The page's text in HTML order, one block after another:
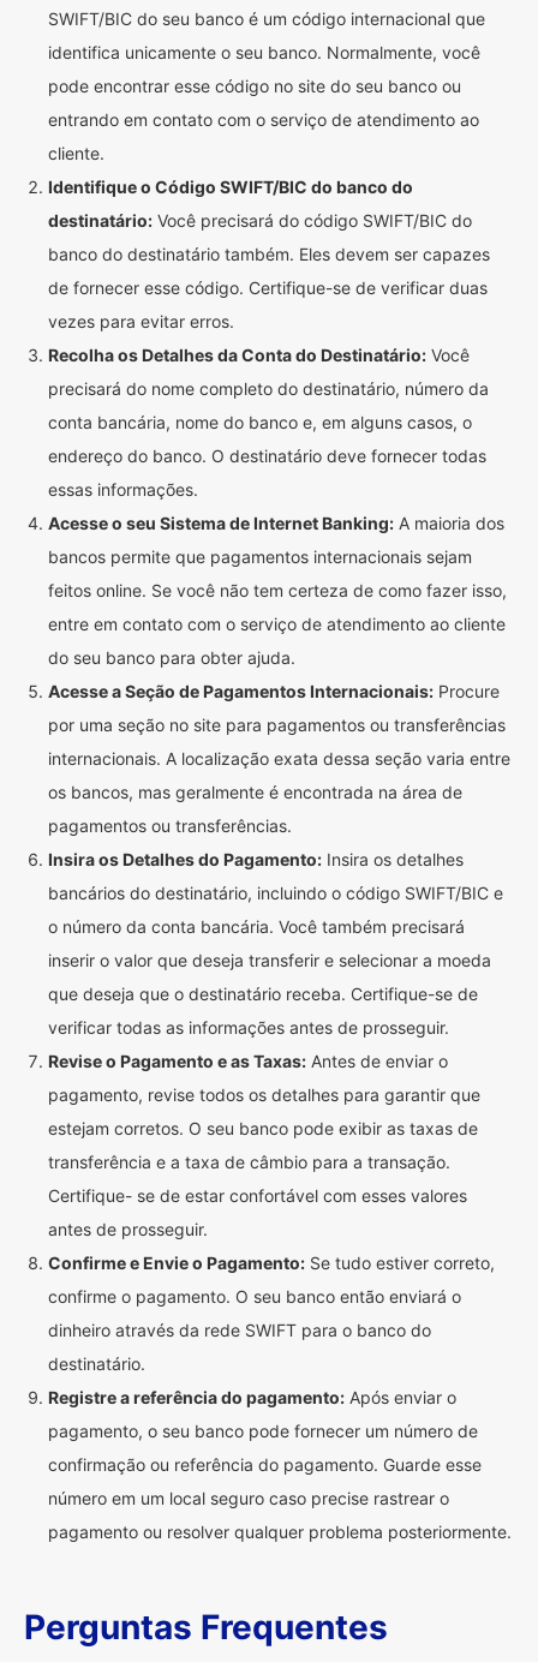
SWIFT/BIC do seu banco é um código internacional que
identifica unicamente o seu banco. Normalmente, você
pode encontrar esse código no site do seu banco ou
entrando em contato com o serviço de atendimento ao
cliente.
Identifique o Código SWIFT/BIC do banco do
destinatário: Você precisará do código SWIFT/BIC do
banco do destinatário também. Eles devem ser capazes
de fornecer esse código. Certifique-se de verificar duas
vezes para evitar erros.
Recolha os Detalhes da Conta do Destinatário: Você
precisará do nome completo do destinatário, número da
conta bancária, nome do banco e, em alguns casos, o
endereço do banco. O destinatário deve fornecer todas
essas informações.
Acesse o seu Sistema de Internet Banking: A maioria dos
bancos permite que pagamentos internacionais sejam
feitos online. Se você não tem certeza de como fazer isso,
entre em contato com o serviço de atendimento ao cliente
do seu banco para obter ajuda.
Acesse a Seção de Pagamentos Internacionais: Procure
por uma seção no site para pagamentos ou transferências
internacionais. A localização exata dessa seção varia entre
os bancos, mas geralmente é encontrada na área de
pagamentos ou transferências.
Insira os Detalhes do Pagamento: Insira os detalhes
bancários do destinatário, incluindo o código SWIFT/BIC e
o número da conta bancária. Você também precisará
inserir o valor que deseja transferir e selecionar a moeda
que deseja que o destinatário receba. Certifique-se de
verificar todas as informações antes de prosseguir.
Revise o Pagamento e as Taxas: Antes de enviar o
pagamento, revise todos os detalhes para garantir que
estejam corretos. O seu banco pode exibir as taxas de
transferência e a taxa de câmbio para a transação.
Certifique- se de estar confortável com esses valores
antes de prosseguir.
Confirme e Envie o Pagamento: Se tudo estiver correto,
confirme o pagamento. O seu banco então enviará o
dinheiro através da rede SWIFT para o banco do
destinatário.
Registre a referência do pagamento: Após enviar o
pagamento, o seu banco pode fornecer um número de
confirmação ou referência do pagamento. Guarde esse
número em um local seguro caso precise rastrear o
pagamento ou resolver qualquer problema posteriormente.
Perguntas Frequentes